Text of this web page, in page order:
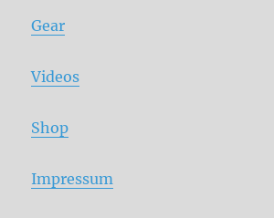
Gear
Videos
Shop
Impressum